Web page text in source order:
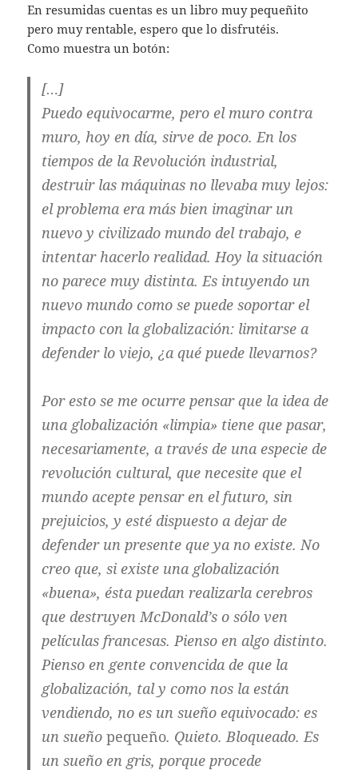
En resumidas cuentas es un libro muy pequeñito
pero muy rentable, espero que lo disfrutéis.
Como muestra un botón:
[…]
Puedo equivocarme, pero el muro contra
muro, hoy en día, sirve de poco. En los
tiempos de la Revolución industrial,
destruir las máquinas no llevaba muy lejos:
el problema era más bien imaginar un
nuevo y civilizado mundo del trabajo, e
intentar hacerlo realidad. Hoy la situación
no parece muy distinta. Es intuyendo un
nuevo mundo como se puede soportar el
impacto con la globalización: limitarse a
defender lo viejo, ¿a qué puede llevarnos?
Por esto se me ocurre pensar que la idea de
una globalización «limpia» tiene que pasar,
necesariamente, a través de una especie de
revolución cultural, que necesite que el
mundo acepte pensar en el futuro, sin
prejuicios, y esté dispuesto a dejar de
defender un presente que ya no existe. No
creo que, si existe una globalización
«buena», ésta puedan realizarla cerebros
que destruyen McDonald’s o sólo ven
pelí­culas francesas. Pienso en algo distinto.
Pienso en gente convencida de que la
globalización, tal y como nos la están
vendiendo, no es un sueño equivocado: es
un sueñopequeño. Quieto. Bloqueado. Es
un sueño en gris, porque procede